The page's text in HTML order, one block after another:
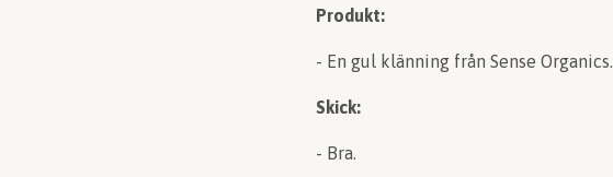
Produkt:
- En gul klänning från Sense Organics.
Skick:
- Bra.